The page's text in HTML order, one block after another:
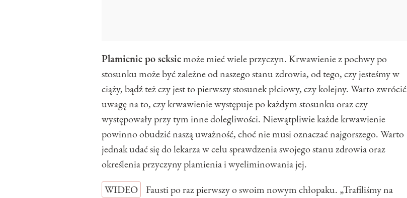
Plamienie po seksiemoże mieć wiele przyczyn. Krwawienie z pochwy po
stosunku może być zależne od naszego stanu zdrowia, od tego, czy jesteśmy w
ciąży, bądź też czy jest to pierwszy stosunek płciowy, czy kolejny. Warto zwrócić
uwagę na to, czy krwawienie występuje po każdym stosunku oraz czy
występowały przy tym inne dolegliwości. Niewątpliwie każde krwawienie
powinno obudzić naszą uważność, choć nie musi oznaczać najgorszego. Warto
jednak udać się do lekarza w celu sprawdzenia swojego stanu zdrowia oraz
określenia przyczyny plamienia i wyeliminowania jej.
WIDEO
Fausti po raz pierwszy o swoim nowym chłopaku. „Trafiliśmy na